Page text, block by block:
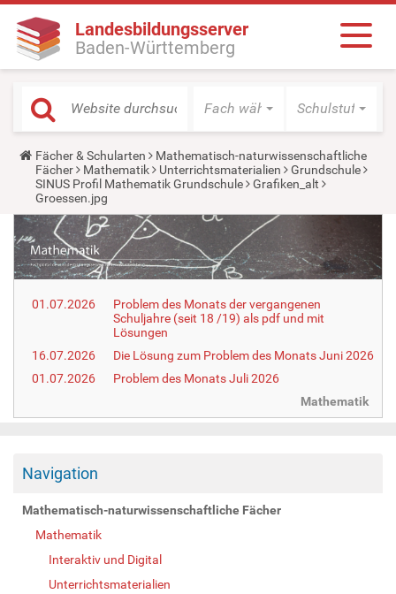
Landesbildungsserver
Baden-Württemberg
Fach wählen Schulstufe
Y
o
u
a
r
e
h
e
r
e
Fächer & Schularten
Mathematisch-naturwissenschaftliche
Fächer
Mathematik Unterrichtsmaterialien
Grundschule
SINUS Profil Mathematik Grundschule
Grafiken_alt
Groessen.jpg
01.07.2026
Problem des Monats der vergangenen
Schuljahre (seit 18 /19) als pdf und mit
Lösungen
16.07.2026
Die Lösung zum Problem des Monats Juni 2026
01.07.2026
Problem des Monats Juli 2026
Mathematik
Navigation
Mathematisch-naturwissenschaftliche Fächer
Mathematik
Interaktiv und Digital
Unterrichtsmaterialien